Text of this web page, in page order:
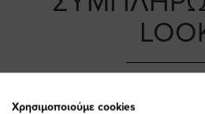
Χρησιμοποιούμε cookies